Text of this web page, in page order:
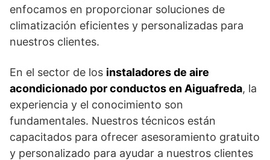
enfocamos en proporcionar soluciones de
climatización eficientes y personalizadas para
nuestros clientes.
En el sector de los instaladores de aire
acondicionado por conductos en Aiguafreda, la
experiencia y el conocimiento son
fundamentales. Nuestros técnicos están
capacitados para ofrecer asesoramiento gratuito
y personalizado para ayudar a nuestros clientes